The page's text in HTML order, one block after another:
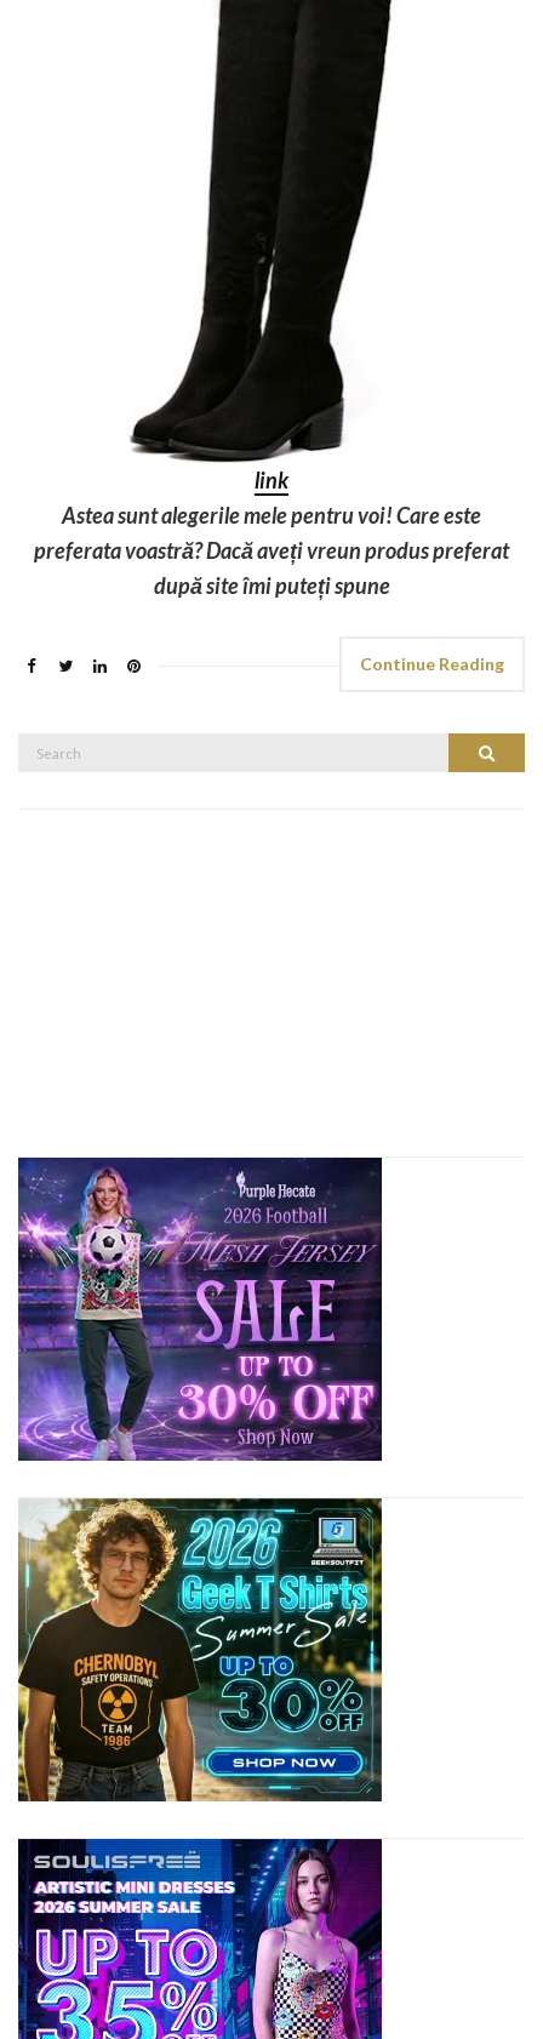
link
Astea sunt alegerile mele pentru voi! Care este
preferata voastră? Dacă aveți vreun produs preferat
după site îmi puteți spune
Continue Reading
Search